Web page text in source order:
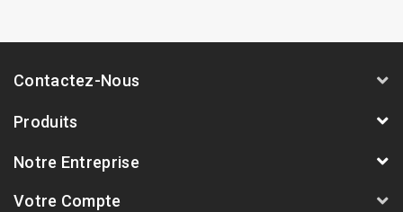
Contactez-Nous
Produits
Notre Entreprise
Votre Compte